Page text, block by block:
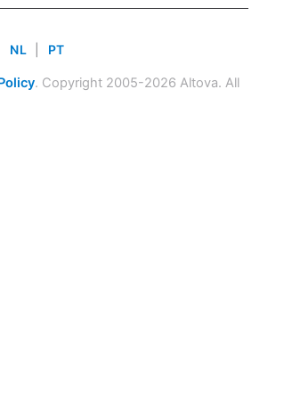
NL PT
. Copyright 2005-2026 Altova. All